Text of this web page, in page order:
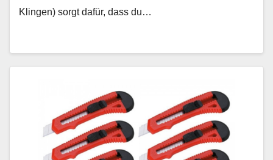
Klingen) sorgt dafür, dass du…